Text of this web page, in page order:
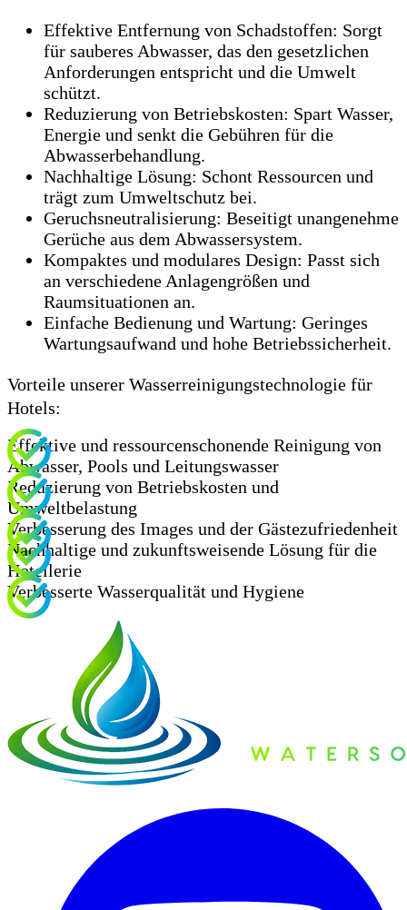
Effektive Entfernung von Schadstoffen: Sorgt
für sauberes Abwasser, das den gesetzlichen
Anforderungen entspricht und die Umwelt
schützt.
Reduzierung von Betriebskosten: Spart Wasser,
Energie und senkt die Gebühren für die
Abwasserbehandlung.
Nachhaltige Lösung: Schont Ressourcen und
trägt zum Umweltschutz bei.
Geruchsneutralisierung: Beseitigt unangenehme
Gerüche aus dem Abwassersystem.
Kompaktes und modulares Design: Passt sich
an verschiedene Anlagengrößen und
Raumsituationen an.
Einfache Bedienung und Wartung: Geringes
Wartungsaufwand und hohe Betriebssicherheit.
Vorteile unserer Wasserreinigungstechnologie für
Hotels:
Effektive und ressourcenschonende Reinigung von
Abwasser, Pools und Leitungswasser
Reduzierung von Betriebskosten und
Umweltbelastung
Verbesserung des Images und der Gästezufriedenheit
Nachhaltige und zukunftsweisende Lösung für die
Hotellerie
Verbesserte Wasserqualität und Hygiene